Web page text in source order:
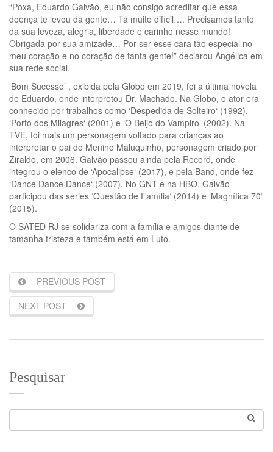
“Poxa, Eduardo Galvão, eu não consigo acreditar que essa
doença te levou da gente… Tá muito difícil…. Precisamos tanto
da sua leveza, alegria, liberdade e carinho nesse mundo!
Obrigada por sua amizade… Por ser esse cara tão especial no
meu coração e no coração de tanta gente!” declarou Angélica em
sua rede social.
‘Bom Sucesso’ , exibida pela Globo em 2019, foi a última novela
de Eduardo, onde interpretou Dr. Machado. Na Globo, o ator era
conhecido por trabalhos como ‘Despedida de Solteiro‘ (1992),
‘Porto dos Milagres‘ (2001) e ‘O Beijo do Vampiro’ (2002). Na
TVE, foi mais um personagem voltado para crianças ao
interpretar o pai do Menino Maluquinho, personagem criado por
Ziraldo, em 2006. Galvão passou ainda pela Record, onde
integrou o elenco de ‘Apocalipse‘ (2017), e pela Band, onde fez
‘Dance Dance Dance‘ (2007). No GNT e na HBO, Galvão
participou das séries ‘Questão de Família‘ (2014) e ‘Magnífica 70‘
(2015).
O SATED RJ se solidariza com a família e amigos diante de
tamanha tristeza e também está em Luto.
PREVIOUS POST
NEXT POST
Pesquisar